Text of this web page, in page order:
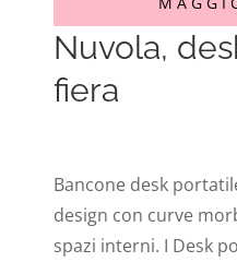
Nuvola,
fiera
Bancone desk
design con curve
spazi interni. I Desk